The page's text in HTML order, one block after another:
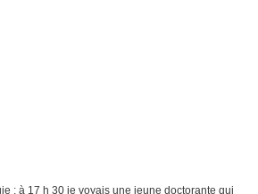
: à 17 h 30 je voyais une jeune doctorante qui